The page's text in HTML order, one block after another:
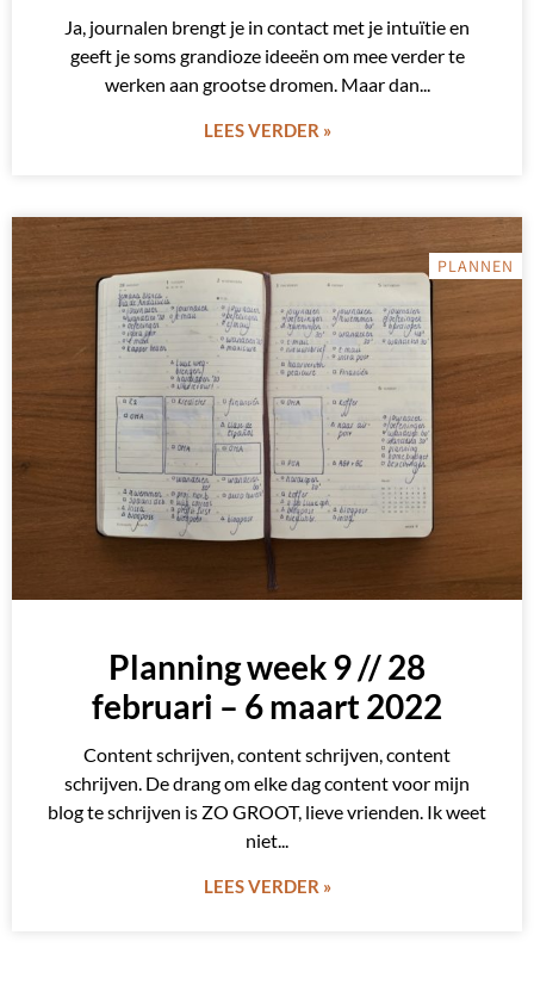
Ja, journalen brengt je in contact met je intuïtie en
geeft je soms grandioze ideeën om mee verder te
werken aan grootse dromen. Maar dan
LEES VERDER »
PLANNEN
Planning week 9 // 28
februari – 6 maart 2022
Content schrijven, content schrijven, content
schrijven. De drang om elke dag content voor mijn
blog te schrijven is ZO GROOT, lieve vrienden. Ik weet
niet
LEES VERDER »